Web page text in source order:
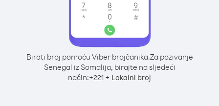
Birati broj pomoću Viber brojčanika.Za pozivanje
Senegal iz Somalija, birajte na sljedeći
način:+221 + Lokalni broj